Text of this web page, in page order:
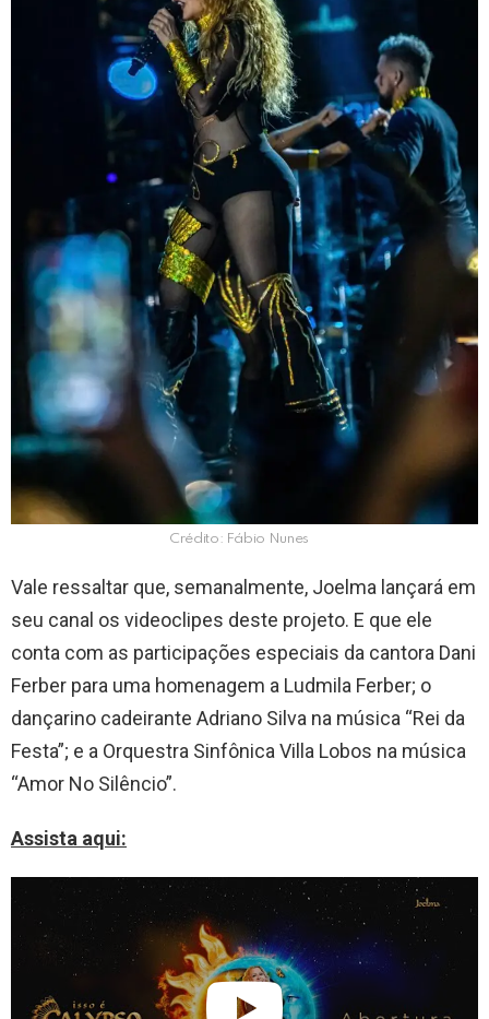
Crédito: Fábio Nunes
Vale ressaltar que, semanalmente, Joelma lançará em
seu canal os videoclipes deste projeto. E que ele
conta com as participações especiais da cantora Dani
Ferber para uma homenagem a Ludmila Ferber; o
dançarino cadeirante Adriano Silva na música “Rei da
Festa”; e a Orquestra Sinfônica Villa Lobos na música
“Amor No Silêncio”.
Assista aqui: